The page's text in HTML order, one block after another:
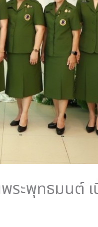
ระพุทธมนต์